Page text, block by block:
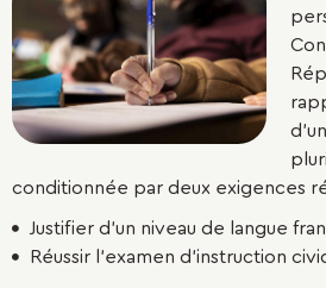
conditionnée par deux exigences
Justifier d'un niveau de langue
Réussir l'examen d'instruction